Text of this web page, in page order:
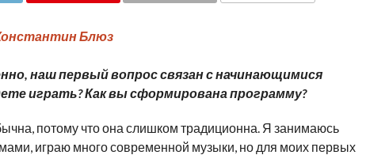
Блюз
наш первый вопрос связан с начинающимися
играть? Как вы сформирована программу?
потому что она слишком традиционна. Я занимаюсь
играю много современной музыки, но для моих первых